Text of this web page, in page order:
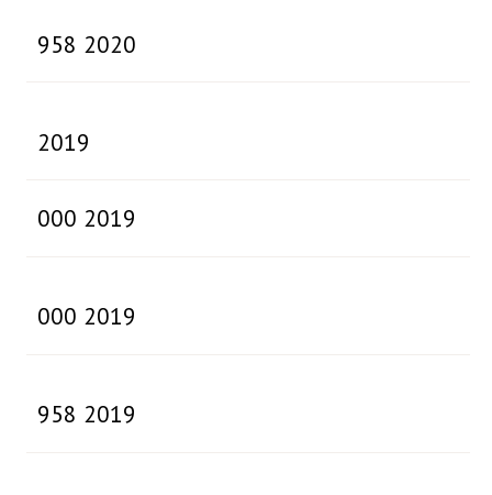
958 2020
2019
000 2019
000 2019
958 2019